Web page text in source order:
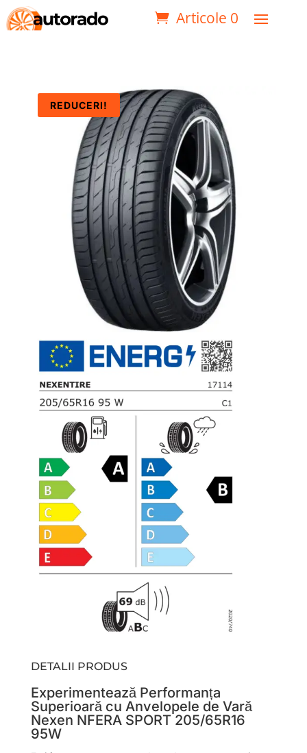
Articole 0
REDUCERI!
DETALII PRODUS
Experimentează Performanța
Superioară cu Anvelopele de Vară
Nexen NFERA SPORT 205/65R16
95W